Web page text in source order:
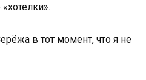
в тот момент, что я не